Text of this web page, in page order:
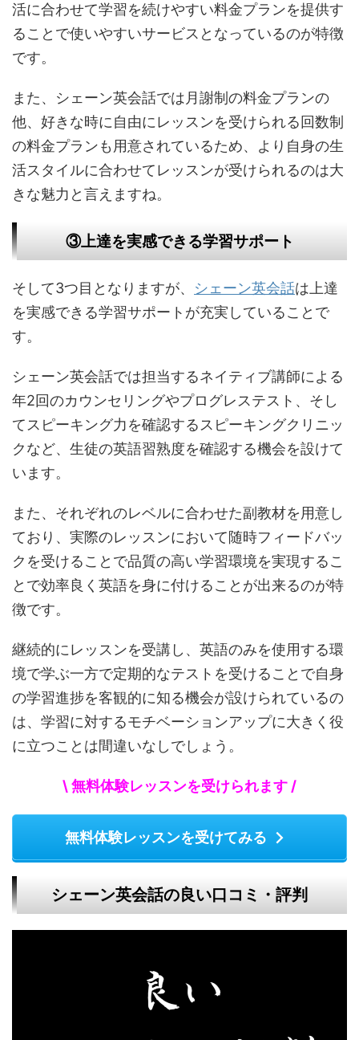
活に合わせて学習を続けやすい料金プランを提供す
ることで使いやすいサービスとなっているのが特徴
です。
また、シェーン英会話では月謝制の料金プランの
他、好きな時に自由にレッスンを受けられる回数制
の料金プランも用意されているため、より自身の生
活スタイルに合わせてレッスンが受けられるのは大
きな魅力と言えますね。
③上達を実感できる学習サポート
そして3つ目となりますが、 シェーン英会話は上達
を実感できる学習サポートが充実していることで
す。
シェーン英会話では担当するネイティブ講師による
年2回のカウンセリングやプログレステスト、そし
てスピーキング力を確認するスピーキングクリニッ
クなど、生徒の英語習熟度を確認する機会を設けて
います。
また、それぞれのレベルに合わせた副教材を用意し
ており、実際のレッスンにおいて随時フィードバッ
クを受けることで品質の高い学習環境を実現するこ
とで効率良く英語を身に付けることが出来るのが特
徴です。
継続的にレッスンを受講し、英語のみを使用する環
境で学ぶ一方で定期的なテストを受けることで自身
の学習進捗を客観的に知る機会が設けられているの
は、学習に対するモチベーションアップに大きく役
に立つことは間違いなしでしょう。
\ 無料体験レッスンを受けられます /
無料体験レッスンを受けてみる
シェーン英会話の良い口コミ・評判